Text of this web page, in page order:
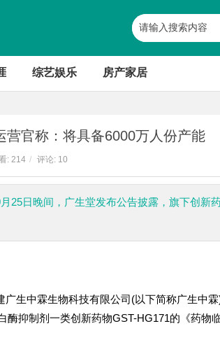
综艺娱乐 房产家居
官称：将具备6000万人份产能
: 214 / 评论: 10
25日晚间，广生堂发布公告披露，旗下创新
生中霖生物科技有限公司(以下简称广生中霖
抑制剂一类创新药物GST-HG171的《药物